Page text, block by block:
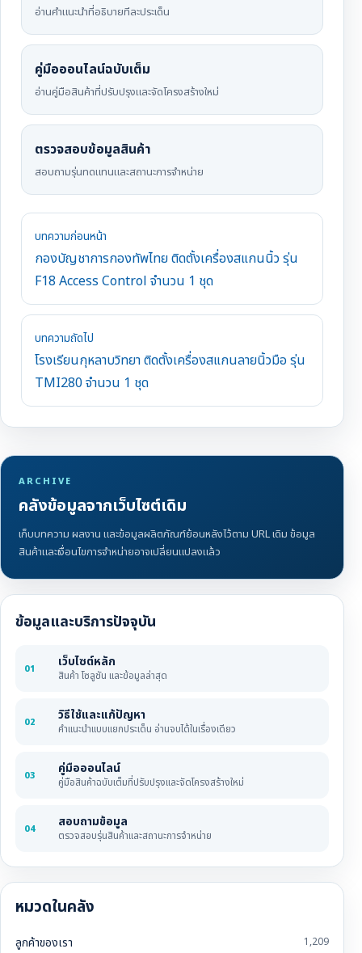
อ่านคำแนะนำที่อธิบายทีละประเด็น
คู่มือออนไลน์ฉบับเต็ม
อ่านคู่มือสินค้าที่ปรับปรุงและจัดโครงสร้างใหม่
ตรวจสอบข้อมูลสินค้า
สอบถามรุ่นทดแทนและสถานะการจำหน่าย
บทความก่อนหน้า
กองบัญชาการกองทัพไทย ติดตั้งเครื่องสแกนนิ้ว รุ่น
F18 Access Control จำนวน 1 ชุด
บทความถัดไป
โรงเรียนกุหลาบวิทยา ติดตั้งเครื่องสแกนลายนิ้วมือ รุ่น
TMI280 จำนวน 1 ชุด
ARCHIVE
คลังข้อมูลจากเว็บไซต์เดิม
เก็บบทความ ผลงาน และข้อมูลผลิตภัณฑ์ย้อนหลังไว้ตาม URL เดิม ข้อมูล
สินค้าและเงื่อนไขการจำหน่ายอาจเปลี่ยนแปลงแล้ว
ข้อมูลและบริการปัจจุบัน
01 เว็บไซต์หลัก
สินค้า โซลูชัน และข้อมูลล่าสุด
02 วิธีใช้และแก้ปัญหา
คำแนะนำแบบแยกประเด็น อ่านจบได้ในเรื่องเดียว
03 คู่มือออนไลน์
คู่มือสินค้าฉบับเต็มที่ปรับปรุงและจัดโครงสร้างใหม่
04 สอบถามข้อมูล
ตรวจสอบรุ่นสินค้าและสถานะการจำหน่าย
หมวดในคลัง
ลูกค้าของเรา 1,209